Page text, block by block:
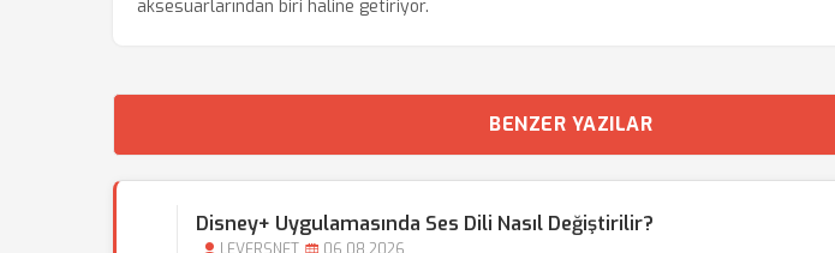
aksesuarlarından biri haline getiriyor.
BENZER YAZILAR
Disney+ Uygulamasında Ses Dili Nasıl Değiştirilir?